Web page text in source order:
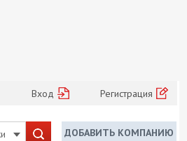
Вход Регистрация
ДОБАВИТЬ КОМПАНИЮ